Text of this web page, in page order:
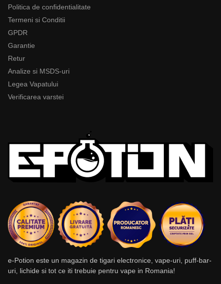
Politica de confidentialitate
Termeni si Conditii
GPDR
Garantie
Retur
Analize si MSDS-uri
Legea Vapatului
Verificarea varstei
e-Potion este un magazin de tigari electronice, vape-uri, puff-bar-
uri, lichide si tot ce iti trebuie pentru vape in Romania!